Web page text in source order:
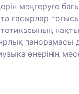
меңгеруге
ғасырлар
панорамасы
өнерінің